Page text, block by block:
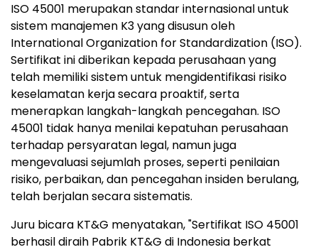
ISO 45001 merupakan standar internasional untuk
sistem manajemen K3 yang disusun oleh
International Organization for Standardization (ISO).
Sertifikat ini diberikan kepada perusahaan yang
telah memiliki sistem untuk mengidentifikasi risiko
keselamatan kerja secara proaktif, serta
menerapkan langkah-langkah pencegahan. ISO
45001 tidak hanya menilai kepatuhan perusahaan
terhadap persyaratan legal, namun juga
mengevaluasi sejumlah proses, seperti penilaian
risiko, perbaikan, dan pencegahan insiden berulang,
telah berjalan secara sistematis.
Juru bicara KT&G menyatakan, "Sertifikat ISO 45001
berhasil diraih Pabrik KT&G di Indonesia berkat